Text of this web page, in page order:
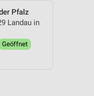
Pfalz
Landau in
Geöffnet